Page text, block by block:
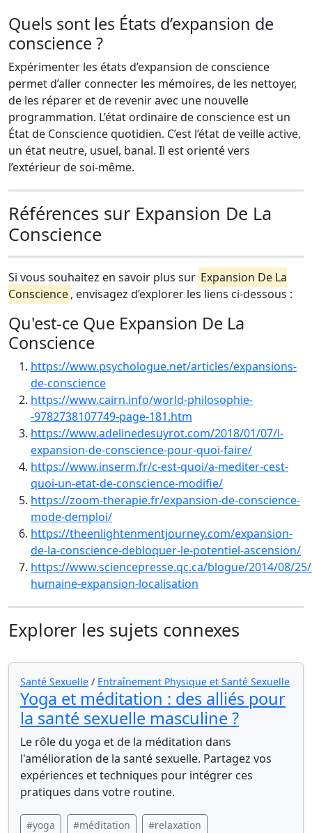
Quels sont les États d’expansion de
conscience ?
Expérimenter les états d’expansion de conscience
permet d’aller connecter les mémoires, de les nettoyer,
de les réparer et de revenir avec une nouvelle
programmation. L’état ordinaire de conscience est un
État de Conscience quotidien. C’est l’état de veille active,
un état neutre, usuel, banal. Il est orienté vers
l’extérieur de soi-même.
Références sur Expansion De La
Conscience
Si vous souhaitez en savoir plus sur Expansion De La
Conscience, envisagez d’explorer les liens ci-dessous :
Qu'est-ce Que Expansion De La
Conscience
https://www.psychologue.net/articles/expansions-
de-conscience
https://www.cairn.info/world-philosophie-
-9782738107749-page-181.htm
https://www.adelinedesuyrot.com/2018/01/07/l-
expansion-de-conscience-pour-quoi-faire/
https://www.inserm.fr/c-est-quoi/a-mediter-cest-
quoi-un-etat-de-conscience-modifie/
https://zoom-therapie.fr/expansion-de-conscience-
mode-demploi/
https://theenlightenmentjourney.com/expansion-
de-la-conscience-debloquer-le-potentiel-ascension/
https://www.sciencepresse.qc.ca/blogue/2014/08/
humaine-expansion-localisation
Explorer les sujets connexes
Santé Sexuelle / Entraînement Physique et Santé Sexuelle
Yoga et méditation : des alliés pour
la santé sexuelle masculine ?
Le rôle du yoga et de la méditation dans
l'amélioration de la santé sexuelle. Partagez vos
expériences et techniques pour intégrer ces
pratiques dans votre routine.
#yoga #méditation #relaxation